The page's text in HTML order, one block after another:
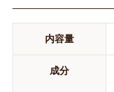
内容量
成分